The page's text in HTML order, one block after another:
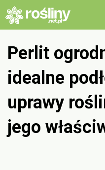
Przejdź
do
Perlit
idealne
uprawy
jego